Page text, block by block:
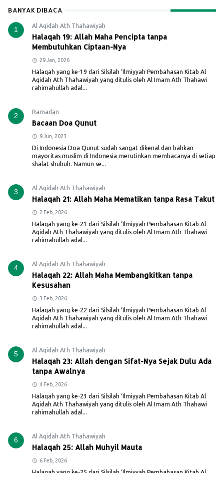
BANYAK DIBACA
1 Al Aqidah Ath Thahawiyah
Halaqah 19: Allah Maha Pencipta tanpa
Membutuhkan Ciptaan-Nya
29 Jan, 2026
Halaqah yang ke-19 dari Silsilah ‘Ilmiyyah Pembahasan Kitab Al
Aqidah Ath Thahawiyah yang ditulis oleh Al Imam Ath Thahawi
rahimahullah adal...
2 Ramadan
Bacaan Doa Qunut
9 Jun, 2023
Di Indonesia Doa Qunut sudah sangat dikenal dan bahkan
mayoritas muslim di Indonesia merutinkan membacanya di setiap
shalat shubuh. Namun se...
3 Al Aqidah Ath Thahawiyah
Halaqah 21: Allah Maha Mematikan tanpa Rasa Takut
2 Feb, 2026
Halaqah yang ke-21 dari Silsilah ‘Ilmiyyah Pembahasan Kitab Al
Aqidah Ath Thahawiyah yang ditulis oleh Al Imam Ath Thahawi
rahimahullah adal...
4 Al Aqidah Ath Thahawiyah
Halaqah 22: Allah Maha Membangkitkan tanpa
Kesusahan
3 Feb, 2026
Halaqah yang ke-22 dari Silsilah ‘Ilmiyyah Pembahasan Kitab Al
Aqidah Ath Thahawiyah yang ditulis oleh Al Imam Ath Thahawi
rahimahullah adal...
5 Al Aqidah Ath Thahawiyah
Halaqah 23: Allah dengan Sifat-Nya Sejak Dulu Ada
tanpa Awalnya
4 Feb, 2026
Halaqah yang ke-23 dari Silsilah ‘Ilmiyyah Pembahasan Kitab Al
Aqidah Ath Thahawiyah yang ditulis oleh Al Imam Ath Thahawi
rahimahullah adal...
6 Al Aqidah Ath Thahawiyah
Halaqah 25: Allah Muhyil Mauta
6 Feb, 2026
Halaqah yang ke-25 dari Silsilah ‘Ilmiyyah Pembahasan Kitab Al